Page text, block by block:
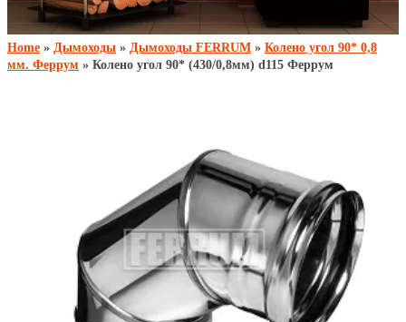
Home » Дымоходы » Дымоходы FERRUM » Колено угол 90* 0,8
мм. Феррум » Колено угол 90* (430/0,8мм) d115 Феррум